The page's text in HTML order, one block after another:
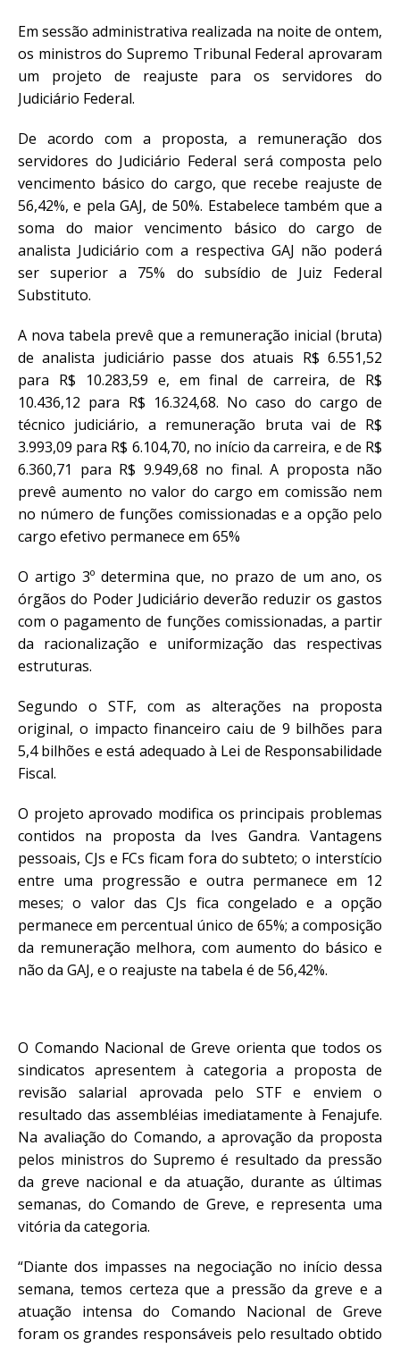
Em sessão administrativa realizada na noite de ontem,
os ministros do Supremo Tribunal Federal aprovaram
um projeto de reajuste para os servidores do
Judiciário Federal.
De acordo com a proposta, a remuneração dos
servidores do Judiciário Federal será composta pelo
vencimento básico do cargo, que recebe reajuste de
56,42%, e pela GAJ, de 50%. Estabelece também que a
soma do maior vencimento básico do cargo de
analista Judiciário com a respectiva GAJ não poderá
ser superior a 75% do subsídio de Juiz Federal
Substituto.
A nova tabela prevê que a remuneração inicial (bruta)
de analista judiciário passe dos atuais R$ 6.551,52
para R$ 10.283,59 e, em final de carreira, de R$
10.436,12 para R$ 16.324,68. No caso do cargo de
técnico judiciário, a remuneração bruta vai de R$
3.993,09 para R$ 6.104,70, no início da carreira, e de R$
6.360,71 para R$ 9.949,68 no final. A proposta não
prevê aumento no valor do cargo em comissão nem
no número de funções comissionadas e a opção pelo
cargo efetivo permanece em 65%
O artigo 3º determina que, no prazo de um ano, os
órgãos do Poder Judiciário deverão reduzir os gastos
com o pagamento de funções comissionadas, a partir
da racionalização e uniformização das respectivas
estruturas.
Segundo o STF, com as alterações na proposta
original, o impacto financeiro caiu de 9 bilhões para
5,4 bilhões e está adequado à Lei de Responsabilidade
Fiscal.
O projeto aprovado modifica os principais problemas
contidos na proposta da Ives Gandra. Vantagens
pessoais, CJs e FCs ficam fora do subteto; o interstício
entre uma progressão e outra permanece em 12
meses; o valor das CJs fica congelado e a opção
permanece em percentual único de 65%; a composição
da remuneração melhora, com aumento do básico e
não da GAJ, e o reajuste na tabela é de 56,42%.
O Comando Nacional de Greve orienta que todos os
sindicatos apresentem à categoria a proposta de
revisão salarial aprovada pelo STF e enviem o
resultado das assembléias imediatamente à Fenajufe.
Na avaliação do Comando, a aprovação da proposta
pelos ministros do Supremo é resultado da pressão
da greve nacional e da atuação, durante as últimas
semanas, do Comando de Greve, e representa uma
vitória da categoria.
“Diante dos impasses na negociação no início dessa
semana, temos certeza que a pressão da greve e a
atuação intensa do Comando Nacional de Greve
foram os grandes responsáveis pelo resultado obtido